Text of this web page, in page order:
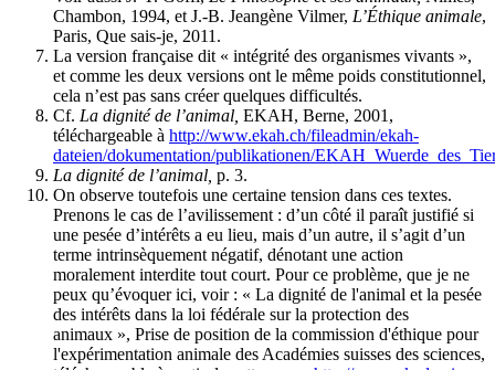
Chambon, 1994, et J.-B. Jeangène Vilmer, L’Éthique animale,
Paris, Que sais-je, 2011.
La version française dit « intégrité des organismes vivants »,
et comme les deux versions ont le même poids constitutionnel,
cela n’est pas sans créer quelques difficultés.
Cf. La dignité de l’animal, EKAH, Berne, 2001,
téléchargeable à http://www.ekah.ch/fileadmin/ekah-
dateien/dokumentation/publikationen/
La dignité de l’animal, p. 3.
On observe toutefois une certaine tension dans ces textes.
Prenons le cas de l’avilissement : d’un côté il paraît justifié si
une pesée d’intérêts a eu lieu, mais d’un autre, il s’agit d’un
terme intrinsèquement négatif, dénotant une action
moralement interdite tout court. Pour ce problème, que je ne
peux qu’évoquer ici, voir : « La dignité de l'animal et la pesée
des intérêts dans la loi fédérale sur la protection des
animaux », Prise de position de la commission d'éthique pour
l'expérimentation animale des Académies suisses des sciences,